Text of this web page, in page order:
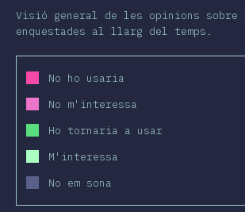
Visió general de les opinions sobre
enquestades al llarg del temps.
No ho usaria
No m'interessa
Ho tornaria a usar
M'interessa
No em sona
2019 2020 2019 2020